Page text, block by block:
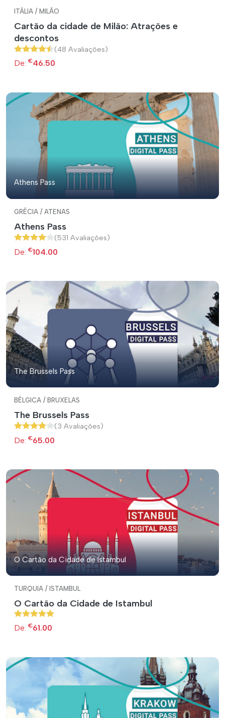
ITÁLIA / MILÃO
Cartão da cidade de Milão: Atrações e
descontos
(48 Avaliações)
De: €46.50
Athens Pass
GRÉCIA / ATENAS
Athens Pass
(531 Avaliações)
De: €104.00
The Brussels Pass
BÉLGICA / BRUXELAS
The Brussels Pass
(3 Avaliações)
De: €65.00
O Cartão da Cidade de Istambul
TURQUIA / ISTAMBUL
O Cartão da Cidade de Istambul
De: €61.00